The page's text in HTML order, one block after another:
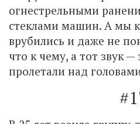
огнестрельными
стеклами машин. А мы
врубились и даже не
что к чему, а тот звук
пролетали над